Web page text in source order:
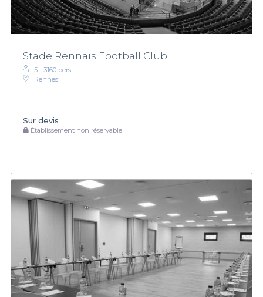
Stade Rennais Football Club
5 - 3160 pers.
Rennes
Sur devis
Établissement non réservable